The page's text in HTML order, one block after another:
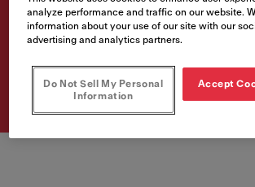
Cena vč. DPH
analyze performance and traffic on our website.
information about your use of our site with our
advertising and analytics partners.
Do Not Sell My Personal
Information
Accept